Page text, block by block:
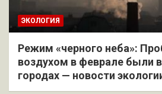
ЭКОЛОГИЯ
Режим «черного неба»:
воздухом в феврале были
городах — новости